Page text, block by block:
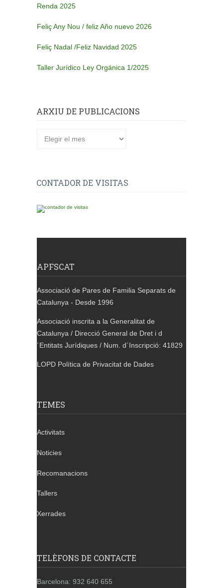
Renda 2025
Feliç Any Nou / feliz Año nuevo 2026
Feliç Nadal /Feliz Navidad 2025
Taller Jurídico Ley Orgánica 1/2025
ARXIU DE PUBLICACIONS
CONTADOR DE VISITAS
APFSCAT
Associació de Pares de Familia Separats de
Catalunya - Desde 1996
Associació inscrita a la Generalitat de
Catalunya / Direcció General de Dret i d
´Entitats Jurídiques / Num. d´Inscripció: 41829
LOPD Política de Privacitat de Dades
TEMES
Activitats
Noticies
Recomanacions
Tallers
Xerrades
TELÈFONS DE CONTACTE
Barcelona: 932 640 655